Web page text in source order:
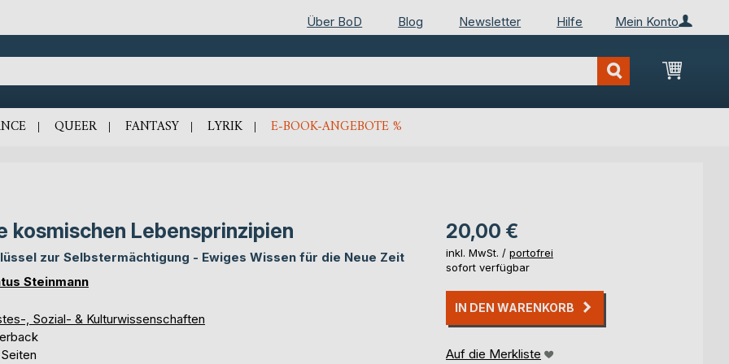
Mein Konto
Über BoD Blog Newsletter Hilfe
Mein
QUEER FANTASY LYRIK E-BOOK-ANGEBOTE %
kosmischen Lebensprinzipien
zur Selbstermächtigung - Ewiges Wissen für die Neue Zeit
Steinmann
, Sozial- & Kulturwissenschaften
20,00 €
inkl. MwSt. / portofrei
sofort verfügbar
IN DEN WARENKORB
Auf die Merkliste